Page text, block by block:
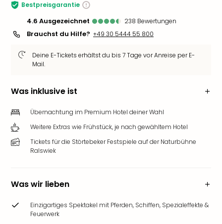
Bestpreisgarantie
4.6 ausgezeichnet 238 Bewertungen
Brauchst du Hilfe? +49 30 5444 55 800
Deine E-Tickets erhältst du bis 7 Tage vor Anreise per E-
Mail.
Was inklusive ist
Übernachtung im Premium Hotel deiner Wahl
Weitere Extras wie Frühstück, je nach gewähltem Hotel
Tickets für die Störtebeker Festspiele auf der Naturbühne
Ralswiek
Was wir lieben
Einzigartiges Spektakel mit Pferden, Schiffen, Spezialeffekte &
Feuerwerk